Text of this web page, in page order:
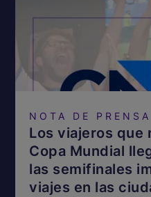
NOTA DE PRENSA
Los viajeros que
Copa Mundial
las semifinales
viajes en las